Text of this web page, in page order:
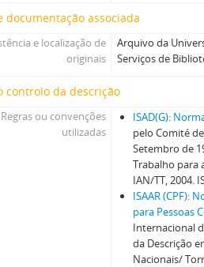
documentação associada
e localização de
originais
Arquivo da
Serviços de
controlo da descrição
Regras ou convenções
utilizadas
ISAD(G):
pelo Comité
Setembro de
Trabalho para
IAN/TT, 2004.
ISAAR (CPF):
para Pessoas
Internacional
da Descrição
Nacionais/